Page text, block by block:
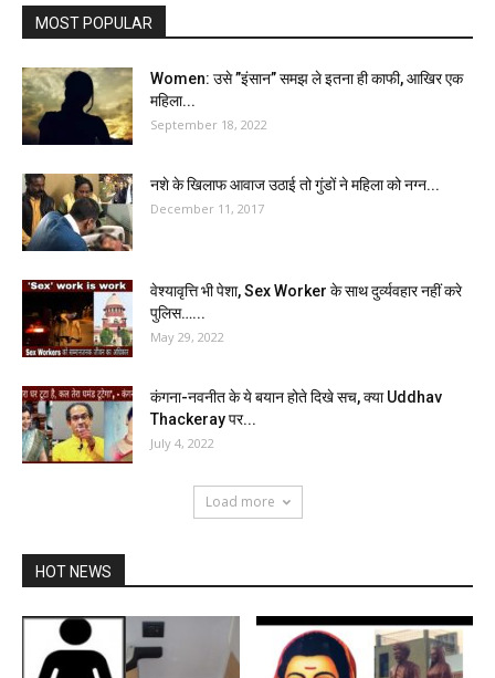
MOST POPULAR
Women: उसे ”इंसान” समझ ले इतना ही काफी, आखिर एक
महिला...
September 18, 2022
नशे के खिलाफ आवाज उठाई तो गुंडों ने महिला को नग्न...
December 11, 2017
वेश्यावृत्ति भी पेशा, Sex Worker के साथ दुर्व्यवहार नहीं करे
पुलिस…...
May 29, 2022
कंगना-नवनीत के ये बयान होते दिखे सच, क्या Uddhav
Thackeray पर...
July 4, 2022
Load more
HOT NEWS